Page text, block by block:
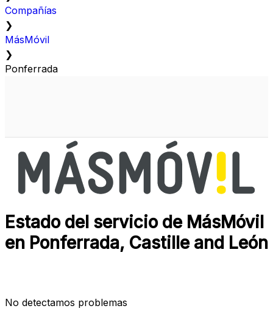
Compañías
❯
MásMóvil
❯
Ponferrada
Estado del servicio de MásMóvil
en Ponferrada, Castille and León
No detectamos problemas